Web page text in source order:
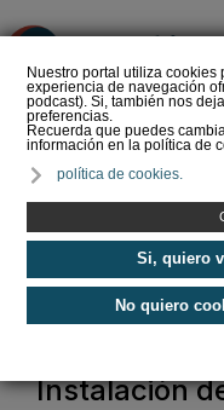
Nuestro portal utiliza
experiencia de navegación
podcast). Si, también nos
preferencias.
Recuerda que puedes
información en la política de
política de cookies.
Si, quiero
No quiero
el
Instalación